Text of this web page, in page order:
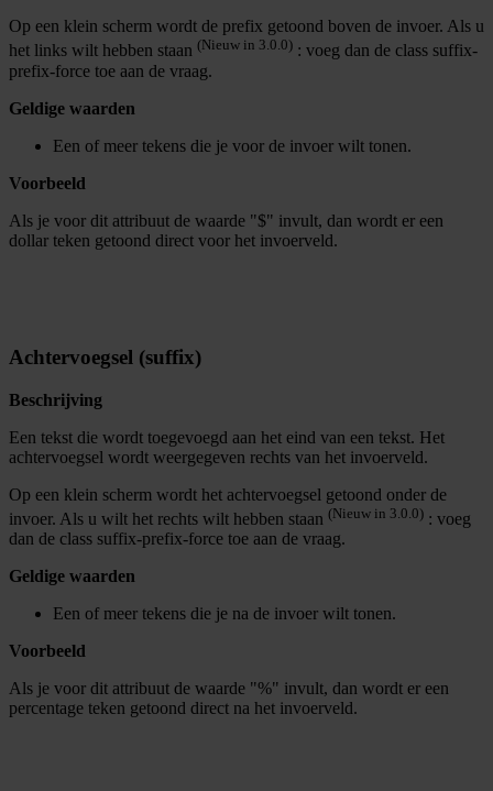
Op een klein scherm wordt de prefix getoond boven de invoer. Als u
het links wilt hebben staan (Nieuw in 3.0.0) : voeg dan de class suffix-
prefix-force toe aan de vraag.
Geldige waarden
Een of meer tekens die je voor de invoer wilt tonen.
Voorbeeld
Als je voor dit attribuut de waarde "$" invult, dan wordt er een
dollar teken getoond direct voor het invoerveld.
Achtervoegsel (suffix)
Beschrijving
Een tekst die wordt toegevoegd aan het eind van een tekst. Het
achtervoegsel wordt weergegeven rechts van het invoerveld.
Op een klein scherm wordt het achtervoegsel getoond onder de
invoer. Als u wilt het rechts wilt hebben staan (Nieuw in 3.0.0) : voeg
dan de class suffix-prefix-force toe aan de vraag.
Geldige waarden
Een of meer tekens die je na de invoer wilt tonen.
Voorbeeld
Als je voor dit attribuut de waarde "%" invult, dan wordt er een
percentage teken getoond direct na het invoerveld.